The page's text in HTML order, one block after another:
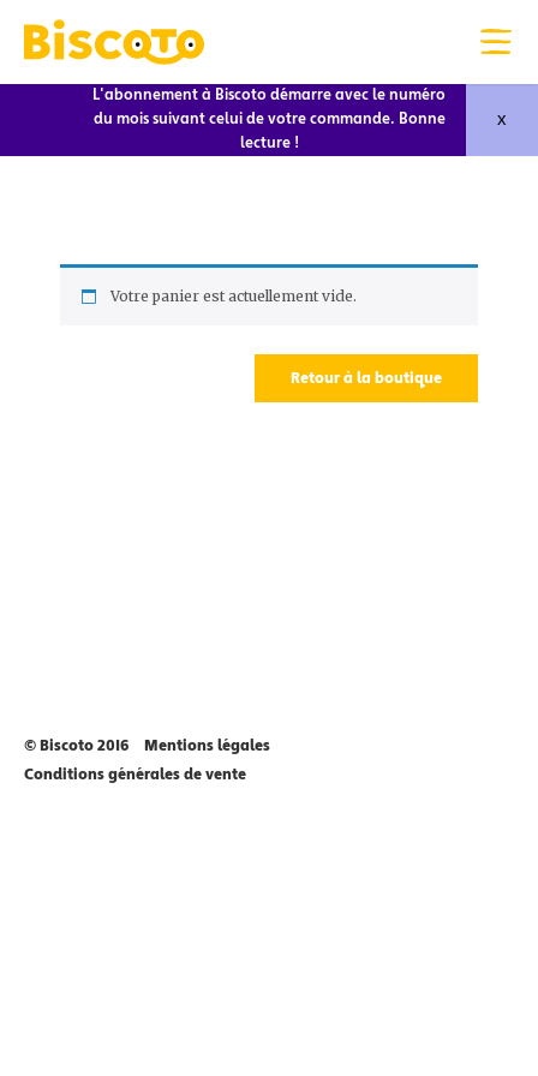
L'abonnement à Biscoto démarre avec le numéro
du mois suivant celui de votre commande. Bonne
lecture !
x
Votre panier est actuellement vide.
Retour à la boutique
© Biscoto 2016
Mentions légales
Conditions générales de vente